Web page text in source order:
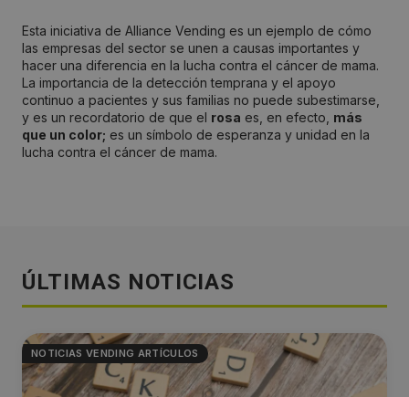
Esta iniciativa de Alliance Vending es un ejemplo de cómo
las empresas del sector se unen a causas importantes y
hacer una diferencia en la lucha contra el cáncer de mama.
La importancia de la detección temprana y el apoyo
continuo a pacientes y sus familias no puede subestimarse,
y es un recordatorio de que el rosa es, en efecto, más
que un color; es un símbolo de esperanza y unidad en la
lucha contra el cáncer de mama.
ÚLTIMAS NOTICIAS
NOTICIAS VENDING ARTÍCULOS